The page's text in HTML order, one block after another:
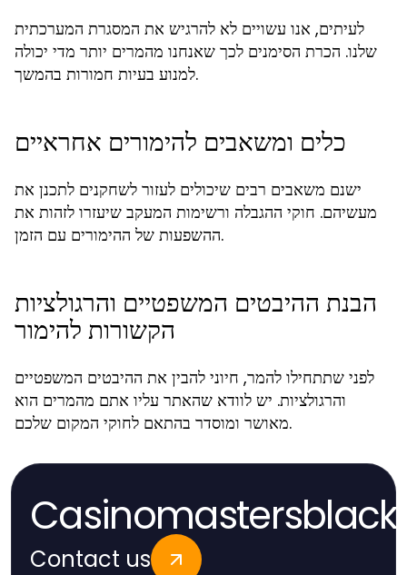
לעיתים, אנו עשויים לא להרגיש את המסגרת המערכתית
שלנו. הכרת הסימנים לכך שאנחנו מהמרים יותר מדי יכולה
למנוע בעיות חמורות בהמשך.
כלים ומשאבים להימורים אחראיים
ישנם משאבים רבים שיכולים לעזור לשחקנים לתכנן את
מעשיהם. חוקי ההגבלה ורשימות המעקב שיעזרו לזהות את
ההשפעות של ההימורים עם הזמן.
הבנת ההיבטים המשפטיים והרגולציות
הקשורות להימור
לפני שתתחילו להמר, חיוני להבין את ההיבטים המשפטיים
והרגולציות. יש לוודא שהאתר עליו אתם מהמרים הוא
מאושר ומוסדר בהתאם לחוקי המקום שלכם.
Contact us